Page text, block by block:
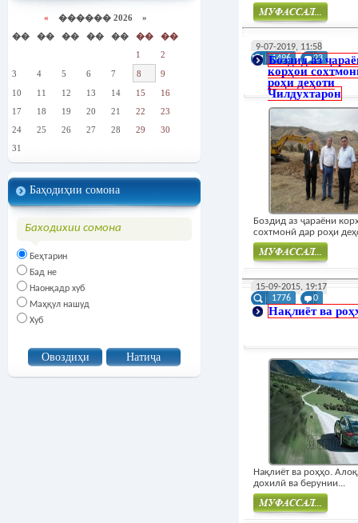
« ������ 2026 »
��
�� �� �� �� ��
��
1
2
3
4 5 6 7 8
9
10
11 12 13 14 15
16
17
18 19 20 21 22
23
24
25 26 27 28 29
30
31
Баҳодиҳии сомона
Баходихии сомона
Беҳтарин
Бад не
Наонқадр хуб
Маҳқул нашуд
Хуб
9-07-2019, 11:58
1496
23
Боздид аз
корҳои
роҳи деҳоти
Чилдухтарон
Боздид аз ҷараёни
сохтмонӣ дар роҳи
Муфасал
15-09-2015, 19:17
1776
0
Нақлиёт ва
Нақлиёт ва роҳҳо.
дохилӣ ва берунии...